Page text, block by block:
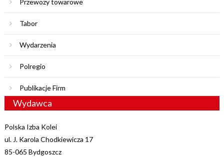
Przewozy towarowe
Tabor
Wydarzenia
Polregio
Publikacje Firm
Wydawca
Polska Izba Kolei
ul. J. Karola Chodkiewicza 17
85-065 Bydgoszcz